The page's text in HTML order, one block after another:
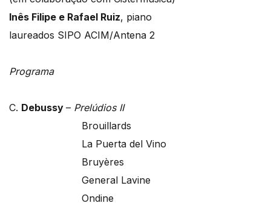
Inês Filipe e Rafael Ruiz, piano
laureados SIPO ACIM/Antena 2
Programa
C. Debussy – Prelúdios II
Brouillards
La Puerta del Vino
Bruyères
General Lavine
Ondine